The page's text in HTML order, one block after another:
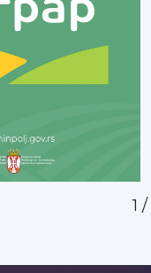
2 /